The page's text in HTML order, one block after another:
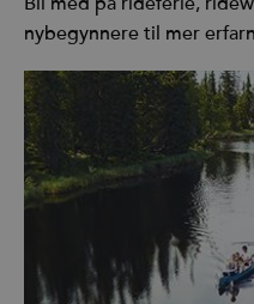
nybegynnere til mer